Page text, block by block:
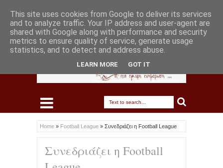
Home » Football League » Συνεδριάζει η Football League
Συνεδριάζει η Football
This site uses cookies from Google to deliver its services
and to analyze traffic. Your IP address and user-agent are
shared with Google along with performance and security
metrics to ensure quality of service, generate usage
statistics, and to detect and address abuse.
LEARN MORE GOT IT